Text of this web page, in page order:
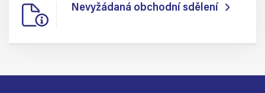
Nevyžádaná obchodní sdělení